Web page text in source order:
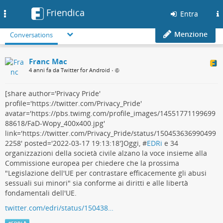
Friendica Entra
Conversations Menzione
Franc Mac
4 anni fa da Twitter for Android •
[share author='Privacy Pride'
profile='https://twitter.com/Privacy_Pride'
avatar='https://pbs.twimg.com/profile_images/14551771199699
88618/FaD-Wopy_400x400.jpg'
link='https://twitter.com/Privacy_Pride/status/150453636990499
2258' posted='2022-03-17 19:13:18']Oggi, #EDRi e 34
organizzazioni della società civile alzano la voce insieme alla
Commissione europea per chiedere che la prossima
"Legislazione dell'UE per contrastare efficacemente gli abusi
sessuali sui minori" sia conforme ai diritti e alle libertà
fondamentali dell'UE.
twitter.com/edri/status/150438…